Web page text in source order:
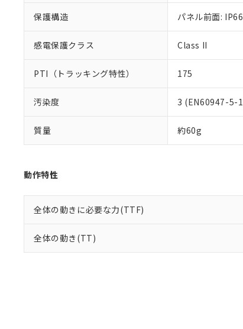
保護構造 パネル前面:
感電保護クラス Class II
PTI（トラッキング特性） 175
汚染度 3 (EN60947-5-
質量 約60g
動作特性
全体の動きに必要な力(TTF)
全体の動き(TT)